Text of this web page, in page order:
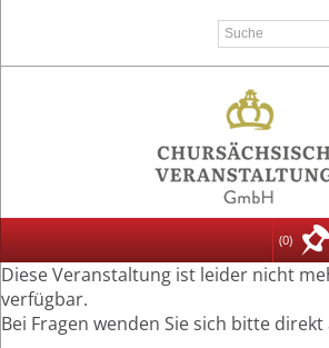
(0)
Diese Veranstaltung ist leider nicht
verfügbar.
Bei Fragen wenden Sie sich bitte